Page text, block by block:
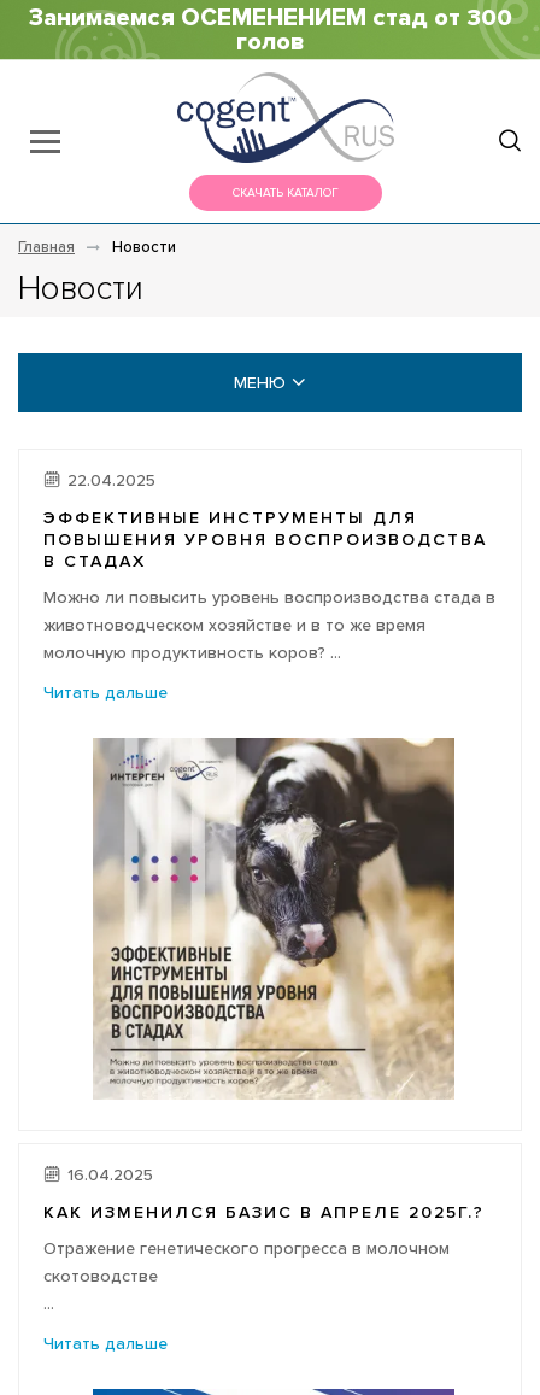
Занимаемся ОСЕМЕНЕНИЕМ стад от 300
голов
СКАЧАТЬ КАТАЛОГ
Главная Новости
Новости
МЕНЮ
ФОТО АРХИВ
22.04.2025
ЭФФЕКТИВНЫЕ ИНСТРУМЕНТЫ ДЛЯ
ПОВЫШЕНИЯ УРОВНЯ ВОСПРОИЗВОДСТВА
В СТАДАХ
Можно ли повысить уровень воспроизводства стада в
животноводческом хозяйстве и в то же время
молочную продуктивность коров? ...
Читать дальше
16.04.2025
КАК ИЗМЕНИЛСЯ БАЗИС В АПРЕЛЕ 2025Г.?
Отражение генетического прогресса в молочном
скотоводстве
...
Читать дальше